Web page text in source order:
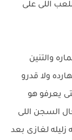
اللى على
والتنين
ولا قدرو
يعرفو هو
السجن اللى
لغازى بعد